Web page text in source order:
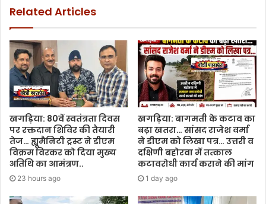
Related Articles
खगड़िया: 80वें स्वतंत्रता दिवस
पर रक्तदान शिविर की तैयारी
तेज… ह्यूमैनिटी ट्रस्ट ने डीएम
विक्रम विरकर को दिया मुख्य
अतिथि का आमंत्रण..
23 hours ago
खगड़िया: बागमती के कटाव का
बढ़ा खतरा… सांसद राजेश वर्मा
ने डीएम को लिखा पत्र… उत्तरी व
दक्षिणी बहोरवा में तत्काल
कटावरोधी कार्य कराने की मांग
1 day ago